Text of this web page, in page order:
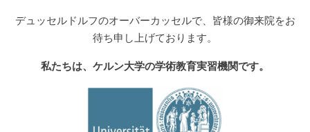
デュッセルドルフのオーバーカッセルで、皆様の御来院をお
待ち申し上げております。
私たちは、ケルン大学の学術教育実習機関です。